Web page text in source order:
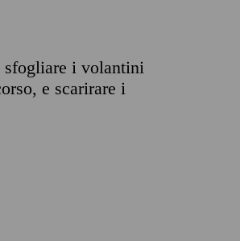
sfogliare i volantini
e scarirare i